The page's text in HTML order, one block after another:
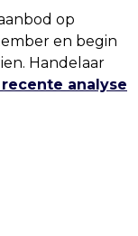
op
en begin
Handelaar
analyse